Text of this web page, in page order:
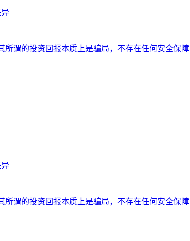
谓的投资回报本质上是骗局，不存在任何安全保障
谓的投资回报本质上是骗局，不存在任何安全保障